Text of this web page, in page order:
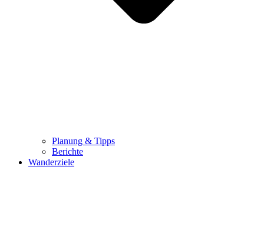
Planung & Tipps
Berichte
Wanderziele